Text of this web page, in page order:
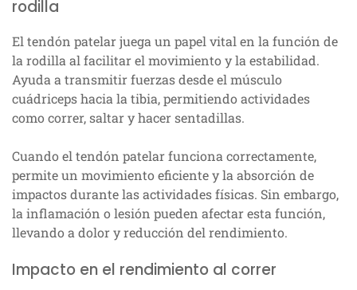
rodilla
El tendón patelar juega un papel vital en la función de
la rodilla al facilitar el movimiento y la estabilidad.
Ayuda a transmitir fuerzas desde el músculo
cuádriceps hacia la tibia, permitiendo actividades
como correr, saltar y hacer sentadillas.
Cuando el tendón patelar funciona correctamente,
permite un movimiento eficiente y la absorción de
impactos durante las actividades físicas. Sin embargo,
la inflamación o lesión pueden afectar esta función,
llevando a dolor y reducción del rendimiento.
Impacto en el rendimiento al correr